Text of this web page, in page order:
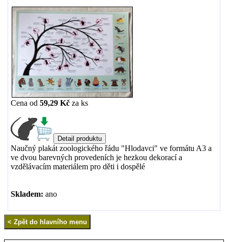
Cena od 59,29 Kč za ks
Naučný plakát zoologického řádu "Hlodavci" ve formátu A3 a
ve dvou barevných provedeních je hezkou dekorací a
vzdělávacím materiálem pro děti i dospělé
Skladem: ano